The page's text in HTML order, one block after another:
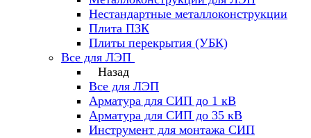
Нестандартные металлоконструкции
Плита ПЗК
Плиты перекрытия (УБК)
Все для ЛЭП
Назад
Все для ЛЭП
Арматура для СИП до 1 кВ
Арматура для СИП до 35 кВ
Инструмент для монтажа СИП